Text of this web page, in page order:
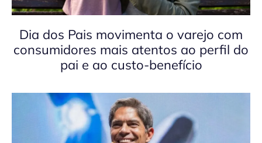
Dia dos Pais movimenta o varejo com
consumidores mais atentos ao perfil do
pai e ao custo-benefício